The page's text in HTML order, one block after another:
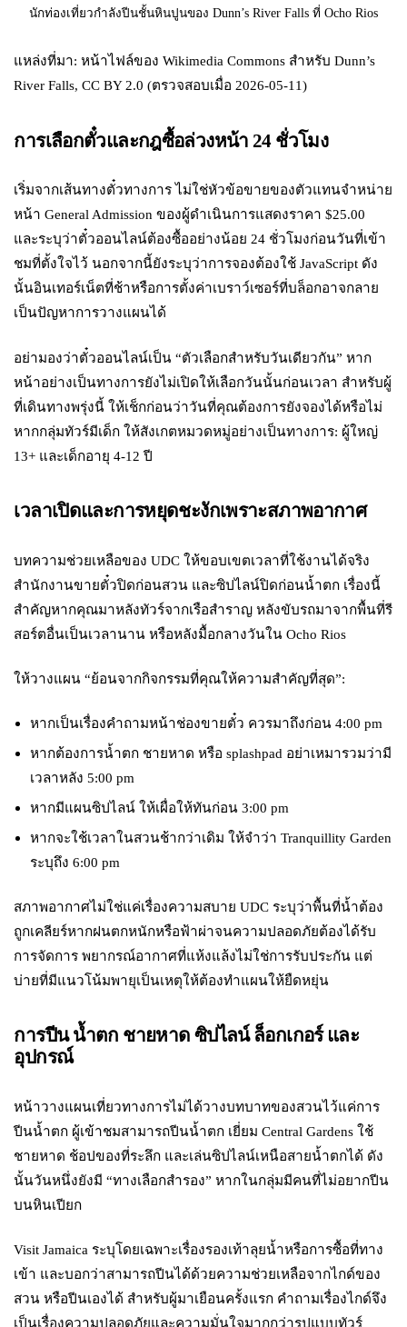
นักท่องเที่ยวกำลังปีนชั้นหินปูนของ Dunn’s River Falls ที่ Ocho Rios
แหล่งที่มา: หน้าไฟล์ของ Wikimedia Commons สำหรับ Dunn’s
River Falls, CC BY 2.0 (ตรวจสอบเมื่อ 2026-05-11)
การเลือกตั๋วและกฎซื้อล่วงหน้า 24 ชั่วโมง
เริ่มจากเส้นทางตั๋วทางการ ไม่ใช่หัวข้อขายของตัวแทนจำหน่าย
หน้า General Admission ของผู้ดำเนินการแสดงราคา $25.00
และระบุว่าตั๋วออนไลน์ต้องซื้ออย่างน้อย 24 ชั่วโมงก่อนวันที่เข้า
ชมที่ตั้งใจไว้ นอกจากนี้ยังระบุว่าการจองต้องใช้ JavaScript ดัง
นั้นอินเทอร์เน็ตที่ช้าหรือการตั้งค่าเบราว์เซอร์ที่บล็อกอาจกลาย
เป็นปัญหาการวางแผนได้
อย่ามองว่าตั๋วออนไลน์เป็น “ตัวเลือกสำหรับวันเดียวกัน” หาก
หน้าอย่างเป็นทางการยังไม่เปิดให้เลือกวันนั้นก่อนเวลา สำหรับผู้
ที่เดินทางพรุ่งนี้ ให้เช็กก่อนว่าวันที่คุณต้องการยังจองได้หรือไม่
หากกลุ่มทัวร์มีเด็ก ให้สังเกตหมวดหมู่อย่างเป็นทางการ: ผู้ใหญ่
13+ และเด็กอายุ 4-12 ปี
เวลาเปิดและการหยุดชะงักเพราะสภาพอากาศ
บทความช่วยเหลือของ UDC ให้ขอบเขตเวลาที่ใช้งานได้จริง
สำนักงานขายตั๋วปิดก่อนสวน และซิปไลน์ปิดก่อนน้ำตก เรื่องนี้
สำคัญหากคุณมาหลังทัวร์จากเรือสำราญ หลังขับรถมาจากพื้นที่รี
สอร์ตอื่นเป็นเวลานาน หรือหลังมื้อกลางวันใน Ocho Rios
ให้วางแผน “ย้อนจากกิจกรรมที่คุณให้ความสำคัญที่สุด”:
หากเป็นเรื่องคำถามหน้าช่องขายตั๋ว ควรมาถึงก่อน 4:00 pm
หากต้องการน้ำตก ชายหาด หรือ splashpad อย่าเหมารวมว่ามี
เวลาหลัง 5:00 pm
หากมีแผนซิปไลน์ ให้เผื่อให้ทันก่อน 3:00 pm
หากจะใช้เวลาในสวนช้ากว่าเดิม ให้จำว่า Tranquillity Garden
ระบุถึง 6:00 pm
สภาพอากาศไม่ใช่แค่เรื่องความสบาย UDC ระบุว่าพื้นที่น้ำต้อง
ถูกเคลียร์หากฝนตกหนักหรือฟ้าผ่าจนความปลอดภัยต้องได้รับ
การจัดการ พยากรณ์อากาศที่แห้งแล้งไม่ใช่การรับประกัน แต่
บ่ายที่มีแนวโน้มพายุเป็นเหตุให้ต้องทำแผนให้ยืดหยุ่น
การปีน น้ำตก ชายหาด ซิปไลน์ ล็อกเกอร์ และ
อุปกรณ์
หน้าวางแผนเที่ยวทางการไม่ได้วางบทบาทของสวนไว้แค่การ
ปีนน้ำตก ผู้เข้าชมสามารถปีนน้ำตก เยี่ยม Central Gardens ใช้
ชายหาด ช้อปของที่ระลึก และเล่นซิปไลน์เหนือสายน้ำตกได้ ดัง
นั้นวันหนึ่งยังมี “ทางเลือกสำรอง” หากในกลุ่มมีคนที่ไม่อยากปีน
บนหินเปียก
Visit Jamaica ระบุโดยเฉพาะเรื่องรองเท้าลุยน้ำหรือการซื้อที่ทาง
เข้า และบอกว่าสามารถปีนได้ด้วยความช่วยเหลือจากไกด์ของ
สวน หรือปีนเองได้ สำหรับผู้มาเยือนครั้งแรก คำถามเรื่องไกด์จึง
เป็นเรื่องความปลอดภัยและความมั่นใจมากกว่ารูปแบบทัวร์